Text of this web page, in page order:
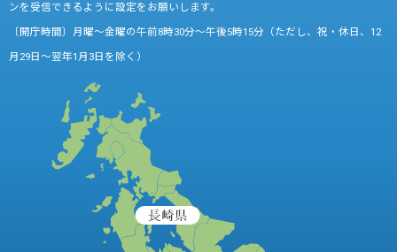
ンを受信できるように設定をお願いします。
〔開庁時間〕月曜～金曜の午前8時30分～午後5時15分（ただし、祝・休日、12
月29日～翌年1月3日を除く）